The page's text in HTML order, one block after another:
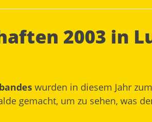
2003 in
wurden in diesem Jahr
gemacht, um zu sehen, was